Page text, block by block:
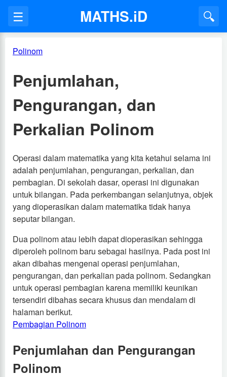
☰ MATHS.iD 🔍
Polinom
Penjumlahan,
Pengurangan, dan
Perkalian Polinom
Operasi dalam matematika yang kita ketahui selama ini
adalah penjumlahan, pengurangan, perkalian, dan
pembagian. Di sekolah dasar, operasi ini digunakan
untuk bilangan. Pada perkembangan selanjutnya, objek
yang dioperasikan dalam matematika tidak hanya
seputar bilangan.
Dua polinom atau lebih dapat dioperasikan sehingga
diperoleh polinom baru sebagai hasilnya. Pada post ini
akan dibahas mengenai operasi penjumlahan,
pengurangan, dan perkalian pada polinom. Sedangkan
untuk operasi pembagian karena memiliki keunikan
tersendiri dibahas secara khusus dan mendalam di
halaman berikut.
Pembagian Polinom
Penjumlahan dan Pengurangan
Polinom